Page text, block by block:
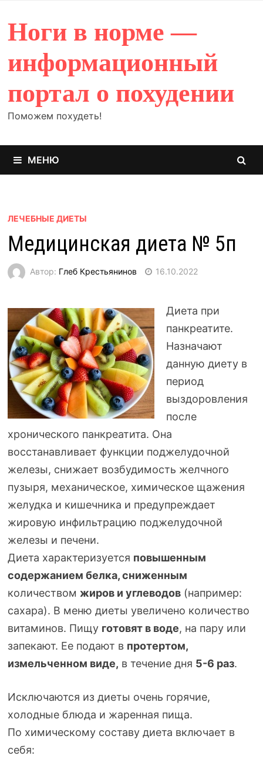
содержимому
Ноги в норме —
информационный
портал о похудении
Поможем похудеть!
МЕНЮ
ЛЕЧЕБНЫЕ ДИЕТЫ
Медицинская диета № 5п
Автор: Глеб Крестьянинов 16.10.2022
Диета при
панкреатите.
Назначают
данную диету в
период
выздоровления
после
хронического панкреатита. Она
восстанавливает функции поджелудочной
железы, снижает возбудимость желчного
пузыря, механическое, химическое щажения
желудка и кишечника и предупреждает
жировую инфильтрацию поджелудочной
железы и печени.
Диета характеризуется повышенным
содержанием белка,сниженным
количеством жиров и углеводов(например:
сахара). В меню диеты увеличено количество
витаминов. Пищу готовят в воде, на пару или
запекают. Ее подают в протертом,
измельченном виде, в течение дня 5-6 раз.
Исключаются из диеты очень горячие,
холодные блюда и жаренная пища.
По химическому составу диета включает в
себя: